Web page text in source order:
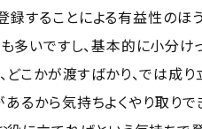
録することによる有益性の
多いですし、基本的に小分け
どこかが渡すばかり、では成
あるから気持ちよくやり取り